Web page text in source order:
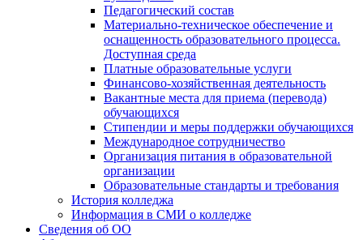
Педагогический состав
Материально-техническое обеспечение и
оснащенность образовательного процесса.
Доступная среда
Платные образовательные услуги
Финансово-хозяйственная деятельность
Вакантные места для приема (перевода)
обучающихся
Стипендии и меры поддержки обучающихся
Международное сотрудничество
Организация питания в образовательной
организации
Образовательные стандарты и требования
История колледжа
Информация в СМИ о колледже
Сведения об ОО